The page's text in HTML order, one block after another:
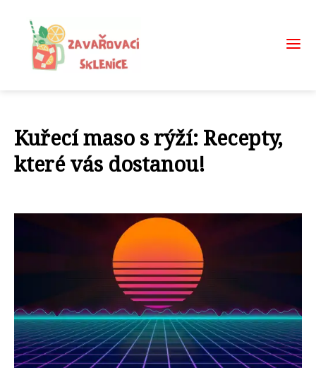
Kuřecí maso s rýží: Recepty,
které vás dostanou!